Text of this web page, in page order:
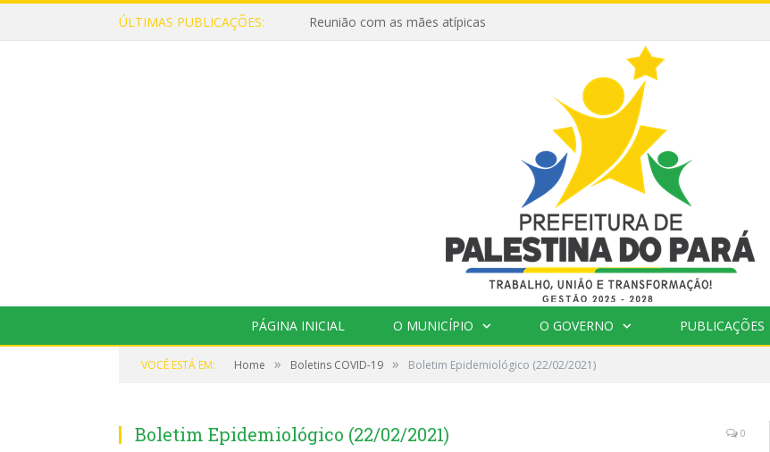
ÚLTIMAS PUBLICAÇÕES: Reunião com as mães atípicas
PÁGINA INICIAL O MUNICÍPIO O GOVERNO PUBLICAÇÕES
VOCÊ ESTÁ EM: Home » Boletins COVID-19 » Boletim Epidemiológico (22/02/2021)
Boletim Epidemiológico (22/02/2021) 0